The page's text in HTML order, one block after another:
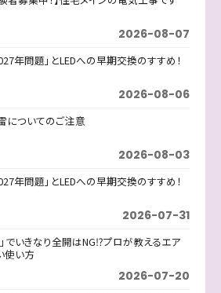
2026-08-07
年問題」とLEDへの早期交換のすすめ！
2026-08-06
についてのご注意
2026-08-03
年問題」とLEDへの早期交換のすすめ！
2026-07-31
」でいきなり全開はNG⁉プロが教えるエア
使い方
2026-07-20